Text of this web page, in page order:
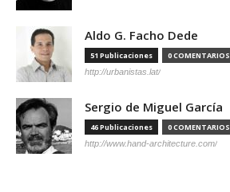
Aldo G. Facho Dede
51 Publicaciones 0 COMENTARIOS
http://urbanistas.lat/
Sergio de Miguel García
46 Publicaciones 0 COMENTARIOS
http://www.hand-architecture.com/